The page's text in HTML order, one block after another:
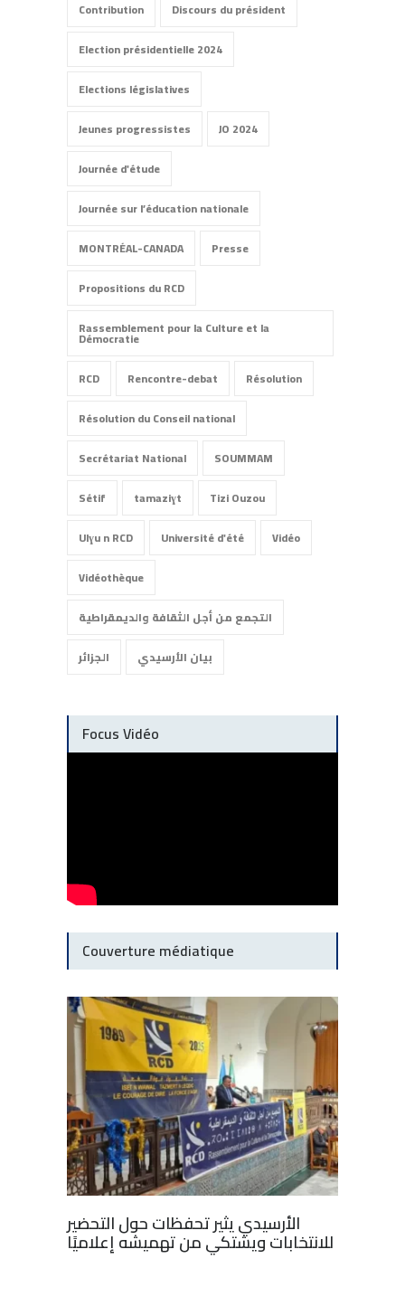
Contribution
Discours du président
Election présidentielle 2024
Elections législatives
Jeunes progressistes
JO 2024
Journée d'étude
Journée sur l’éducation nationale
MONTRÉAL-CANADA
Presse
Propositions du RCD
Rassemblement pour la Culture et la
Démocratie
RCD
Rencontre-debat
Résolution
Résolution du Conseil national
Secrétariat National
SOUMMAM
Sétif
tamaziɣt
Tizi Ouzou
Ulɣu n RCD
Université d'été
Vidéo
Vidéothèque
التجمع من أجل الثقافة والديمقراطية
الجزائر
بيان الأرسيدي
Focus Vidéo
Couverture médiatique
الأرسيدي يثير تحفظات حول التحضير
للانتخابات ويشتكي من تهميشه إعلاميًا